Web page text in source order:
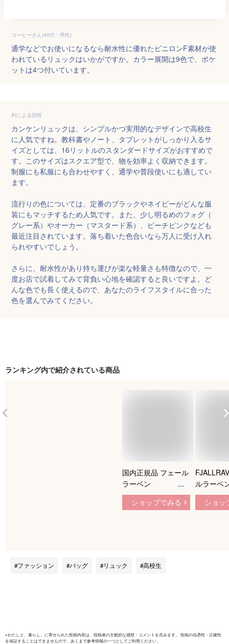
コーヒーさん(40代・男性)
通学などでお使いになるなら耐水性に優れたビニロンF素材が使
われているリュックはいかがですか。カラー展開は9色で、ポケ
ットは4つ付いています。
AIによる回答
カンケンリュックは、シンプルかつ実用的なデザインで高校生
に人気ですね。教科書やノート、タブレットがしっかり入るサ
イズとしては、16リットルのスタンダードサイズがおすすめで
す。このサイズはスクエア型で、物を効率よく収納できます。
制服にも私服にも合わせやすく、通学や普段使いにも適してい
ます。
流行りの色については、定番のブラックやネイビーがどんな服
装にもマッチするため人気です。また、少し明るめのフォグ（
グレー系）やオーカー（マスタード系）、ピーチピンクなども
最近注目されています。落ち着いた色合いなら万人に受け入れ
られやすいでしょう。
さらに、耐水性があり持ち運びが楽な軽量さも特徴なので、一
度お店で試着してみて背負い心地を確認すると良いですよ。ど
んな色でも長く使えるので、あなたのライフスタイルに合った
色を選んでみてください。
ランキング内で紹介されている商品
国内正規品 フェール
ラーベン
FJALLRAVEN カンケ
ン KANKEN 16L
ア ストリート キャ
ショップでみる
ルラーベ
バッグ
イバッ
ショッ
ファッション バッグ リュック 高校生
※わたしと、暮らし。 に寄せられた投稿内容は、投稿者の主観的な感想・コメントを含みます。 投稿の信憑性・正確性
を保証することはできませんので、あくまで参考情報の一つとしてご利用ください。